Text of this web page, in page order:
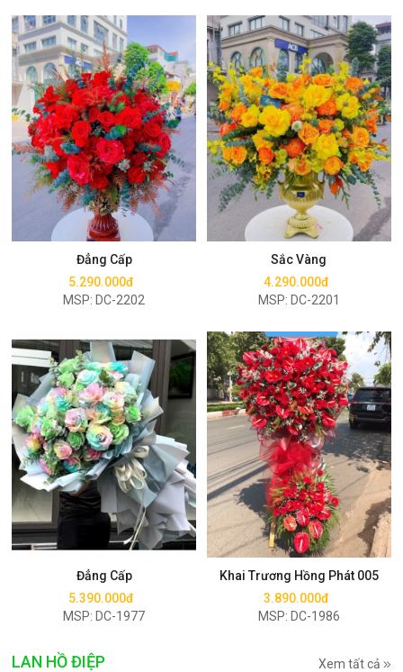
Đẳng Cấp
5.290.000đ
MSP: DC-2202
Mua ngay
Sắc Vàng
4.290.000đ
MSP: DC-2201
Mua ngay
Đẳng Cấp
5.390.000đ
MSP: DC-1977
Mua ngay
Khai Trương Hồng Phát 005
3.890.000đ
MSP: DC-1986
Mua ngay
LAN HỒ ĐIỆP Xem tất cả